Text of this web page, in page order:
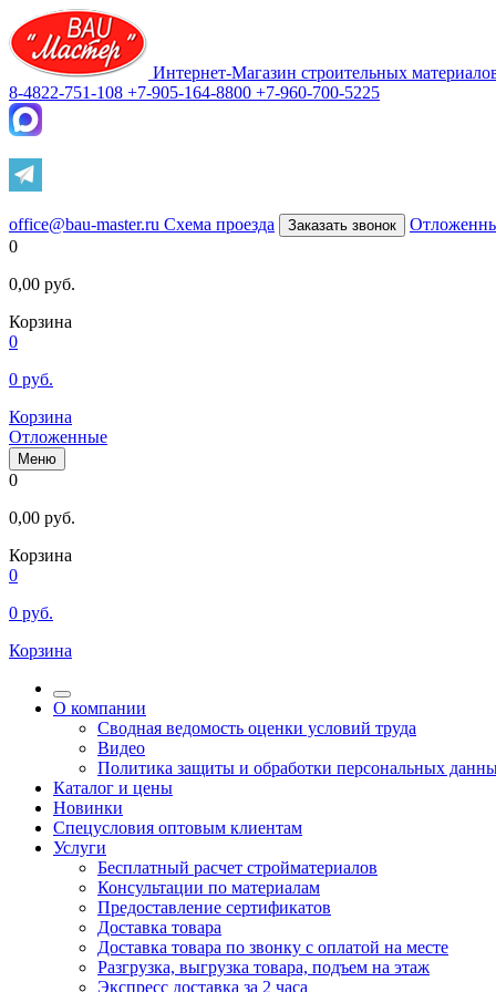
Интернет-Магазин строительных
8-4822-751-108 +7-905-164-8800 +7-960-700-5225
office@bau-master.ru Схема проезда Заказать звонок
0
0,00 руб.
Корзина
0
0 руб.
Корзина
Отложенные
Меню
0
0,00 руб.
Корзина
0
0 руб.
Корзина
О компании
Сводная ведомость оценки условий труда
Видео
Политика защиты и обработки персональных
Каталог и цены
Новинки
Спецусловия оптовым клиентам
Услуги
Бесплатный расчет стройматериалов
Консультации по материалам
Предоставление сертификатов
Доставка товара
Доставка товара по звонку с оплатой на месте
Разгрузка, выгрузка товара, подъем на этаж
Экспресс доставка за 2 часа